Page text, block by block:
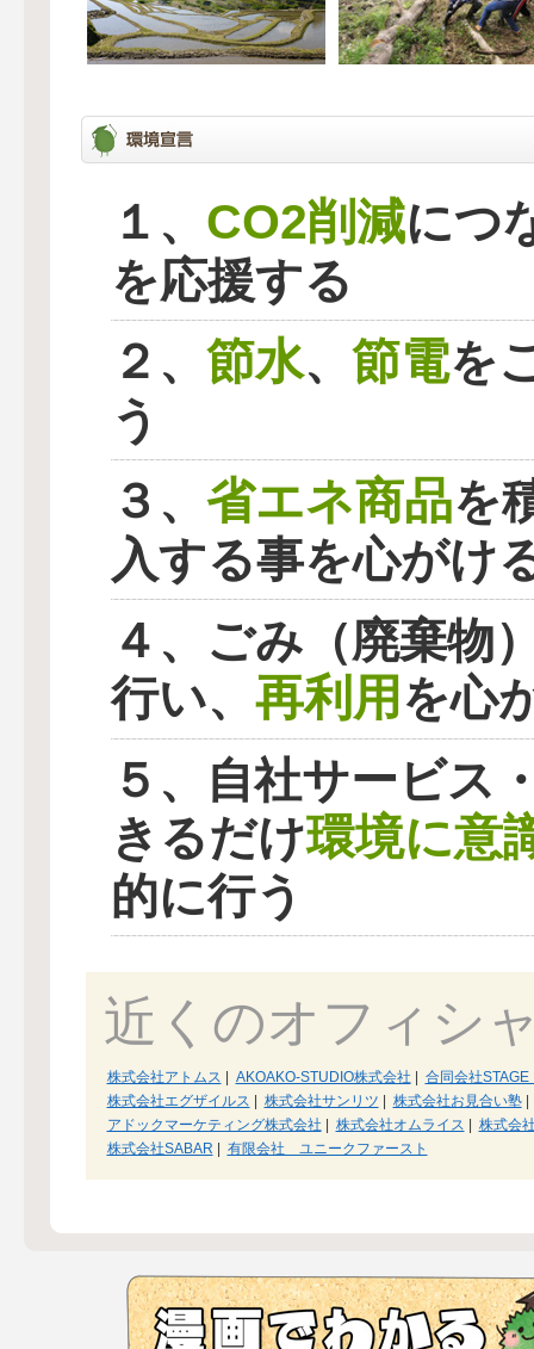
１、 CO2削減につ
を応援する
２、 節水、 節電を
う
３、 省エネ商品を
入する事を心がけ
４、ごみ（廃棄物
行い、 再利用を心
５、自社サービス
きるだけ環境に意
的に行う
近くのオフィシ
株式会社アトムス AKOAKO-STUDIO株式会社
合同会社
株式会社エグザイルス
株式会社サンリツ 株式会社お見合い塾|
アドックマーケティング株式会社
株式会社オムライス
株式会
株式会社SABAR
有限会社 ユニークファースト